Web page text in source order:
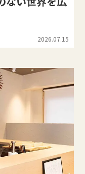
2026.07.15